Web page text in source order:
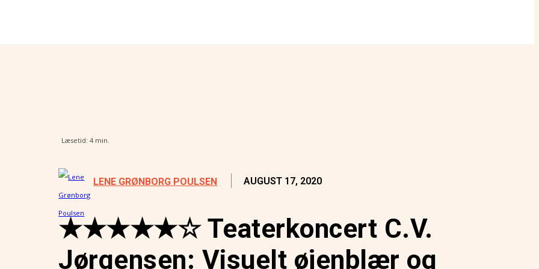
Læsetid:4 min.
LENE GRØNBORG POULSEN AUGUST 17, 2020
★★★★★☆ Teaterkoncert C.V.
Jørgensen: Visuelt øjenblær og